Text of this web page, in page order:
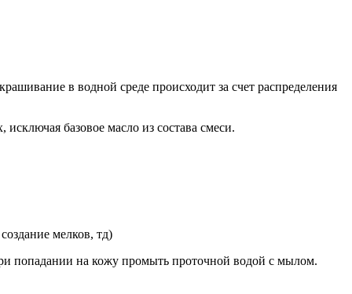
в водной среде происходит за счет распределения
базовое масло из состава смеси.
мелков, тд)
попадании на кожу промыть проточной водой с мылом.